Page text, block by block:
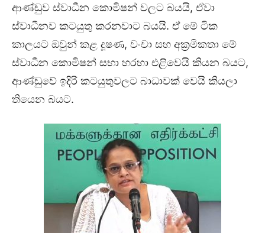
ආණ්ඩුව ස්වාධීන කොමිෂන් වලට බයයි, ඒවා
ස්වාධීනව කටයුතු කරනවාට බයයි. ඒ මේ ටික
කාලයට ඔවුන් කළ දූෂණ, වංචා සහ අක්‍රමිකතා මේ
ස්වාධීන කොමිෂන් සභා හරහා එළිවෙයි කියන බයට,
ආණ්ඩුවේ ඉදිරි කටයුතුවලට බාධාවක් වෙයි කියලා
තියෙන බයට.